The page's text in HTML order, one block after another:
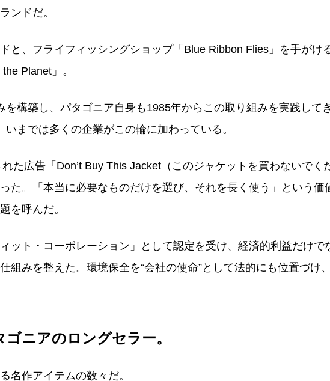
ンドだ。
と、フライフィッシングショップ「Blue Ribbon Flies」を手がけ
Planet」。
構築し、パタゴニア自身も1985年からこの取り組みを実践して
までは多くの企業がこの輪に加わっている。
た広告「Don’t Buy This Jacket（このジャケットを買わないでく
た。「本当に必要なものだけを選び、それを長く使う」という価
を呼んだ。
ット・コーポレーション」として認定を受け、経済的利益だけで
組みを整えた。環境保全を“会社の使命”として法的にも位置づけ
ニアのロングセラー。
名作アイテムの数々だ。